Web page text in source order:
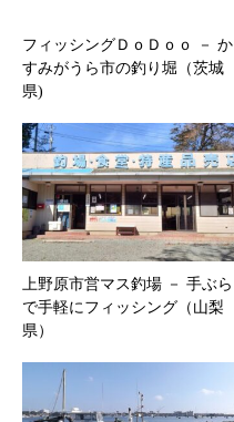
フィッシングＤｏＤｏｏ － か
すみがうら市の釣り堀（茨城
県)
上野原市営マス釣場 － 手ぶら
で手軽にフィッシング（山梨
県）